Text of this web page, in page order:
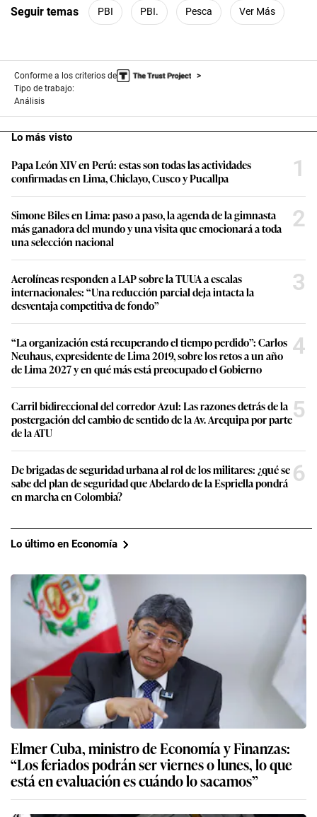
Seguir temas PBI PBI. Pesca Ver Más
Conforme a los criterios de
Tipo de trabajo:
Análisis
Lo más visto
Papa León XIV en Perú: estas son todas las actividades
confirmadas en Lima, Chiclayo, Cusco y Pucallpa
1
Simone Biles en Lima: paso a paso, la agenda de la gimnasta
más ganadora del mundo y una visita que emocionará a toda
una selección nacional
2
Aerolíneas responden a LAP sobre la TUUA a escalas
internacionales: “Una reducción parcial deja intacta la
desventaja competitiva de fondo”
3
“La organización está recuperando el tiempo perdido”: Carlos
Neuhaus, expresidente de Lima 2019, sobre los retos a un año
de Lima 2027 y en qué más está preocupado el Gobierno
4
Carril bidireccional del corredor Azul: Las razones detrás de la
postergación del cambio de sentido de la Av. Arequipa por parte
de la ATU
5
De brigadas de seguridad urbana al rol de los militares: ¿qué se
sabe del plan de seguridad que Abelardo de la Espriella pondrá
en marcha en Colombia?
6
Lo último en Economía
Elmer Cuba, ministro de Economía y Finanzas:
“Los feriados podrán ser viernes o lunes, lo que
está en evaluación es cuándo lo sacamos”